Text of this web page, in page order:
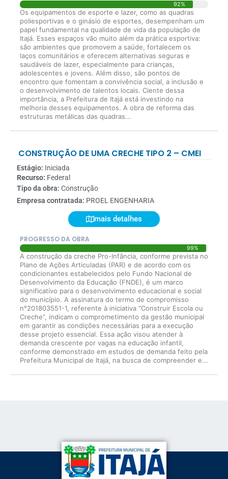
92%
Os equipamentos de esporte e lazer, como as quadras
poliesportivas e o ginásio de esportes, desempenham um
papel fundamental na qualidade de vida da população de
Itajá. Esses espaços vão muito além da prática esportiva:
são ambientes que promovem a saúde, fortalecem os
laços comunitários e oferecem alternativas seguras e
saudáveis de lazer, especialmente para crianças,
adolescentes e jovens. Além disso, são pontos de
encontro que fomentam a convivência social, a inclusão e
o desenvolvimento de talentos locais. Ciente dessa
importância, a Prefeitura de Itajá está investindo na
melhoria desses equipamentos. A obra de reforma das
estruturas metálicas das quadras...
CONSTRUÇÃO DE UMA CRECHE TIPO 2 – CMEI
Estágio: Iniciada
Recurso: Federal
Tipo da obra: Construção
Empresa contratada: PROEL ENGENHARIA
mais detalhes
PROGRESSO DA OBRA
99%
A construção da creche Pro-Infância, conforme prevista no
Plano de Ações Articuladas (PAR) e de acordo com os
condicionantes estabelecidos pelo Fundo Nacional de
Desenvolvimento da Educação (FNDE), é um marco
significativo para o desenvolvimento educacional e social
do município. A assinatura do termo de compromisso
n°201803551-1, referente à iniciativa “Construir Escola ou
Creche”, indicam o comprometimento da gestão municipal
em garantir as condições necessárias para a execução
desse projeto essencial. Essa ação visou atender à
demanda crescente por vagas na educação infantil,
conforme demonstrado em estudos de demanda feito pela
Prefeitura Municipal de Itajá, na busca de compreender e...